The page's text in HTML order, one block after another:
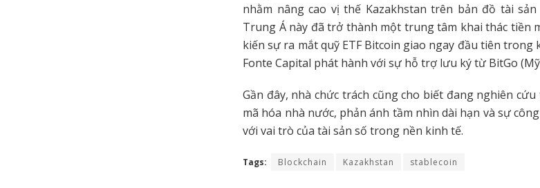
nhằm nâng cao vị thế Kazakhstan trên bản đồ tài
Trung Á này đã trở thành một trung tâm khai thác tiền
kiến sự ra mắt quỹ ETF Bitcoin giao ngay đầu tiên trong
Fonte Capital phát hành với sự hỗ trợ lưu ký từ BitGo
Gần đây, nhà chức trách cũng cho biết đang nghiên
mã hóa nhà nước, phản ánh tầm nhìn dài hạn và sự
với vai trò của tài sản số trong nền kinh tế.
Tags: Blockchain Kazakhstan stablecoin